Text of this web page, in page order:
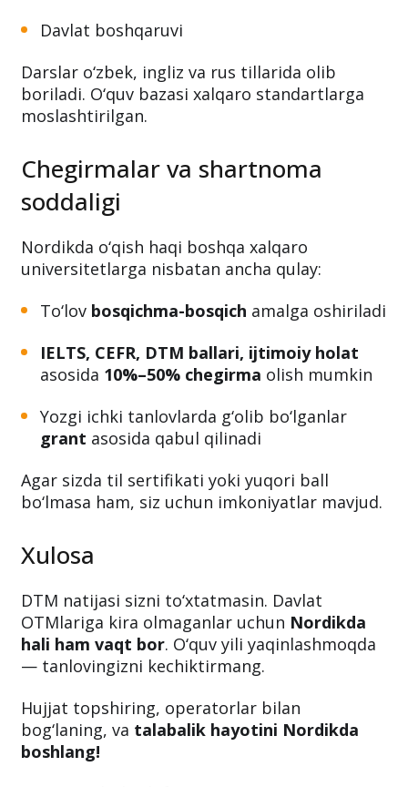
Davlat boshqaruvi
Darslar o‘zbek, ingliz va rus tillarida olib
boriladi. O‘quv bazasi xalqaro standartlarga
moslashtirilgan.
Chegirmalar va shartnoma
soddaligi
Nordikda o‘qish haqi boshqa xalqaro
universitetlarga nisbatan ancha qulay:
To‘lov bosqichma-bosqich amalga oshiriladi
IELTS, CEFR, DTM ballari, ijtimoiy holat
asosida 10%–50% chegirma olish mumkin
Yozgi ichki tanlovlarda g‘olib bo‘lganlar
grant asosida qabul qilinadi
Agar sizda til sertifikati yoki yuqori ball
bo‘lmasa ham, siz uchun imkoniyatlar mavjud.
Xulosa
DTM natijasi sizni to‘xtatmasin. Davlat
OTMlariga kira olmaganlar uchun Nordikda
hali ham vaqt bor. O‘quv yili yaqinlashmoqda
— tanlovingizni kechiktirmang.
Hujjat topshiring, operatorlar bilan
bog‘laning, va talabalik hayotini Nordikda
boshlang!